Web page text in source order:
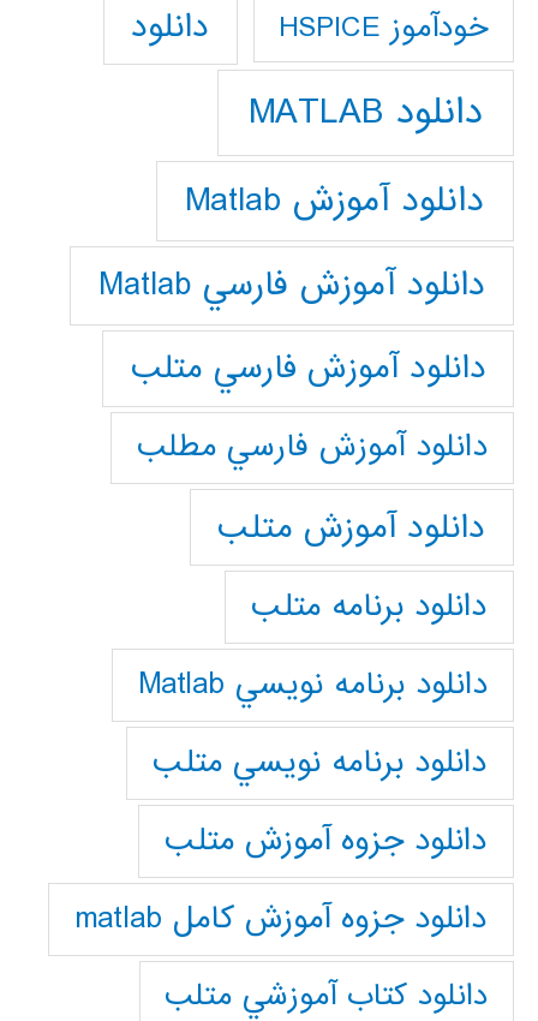
خودآموز HSPICE دانلود
دانلود MATLAB
دانلود آموزش Matlab
دانلود آموزش فارسي Matlab
دانلود آموزش فارسي متلب
دانلود آموزش فارسي مطلب
دانلود آموزش متلب
دانلود برنامه متلب
دانلود برنامه نويسي Matlab
دانلود برنامه نويسي متلب
دانلود جزوه آموزش متلب
دانلود جزوه آموزش کامل matlab
دانلود كتاب آموزشي متلب